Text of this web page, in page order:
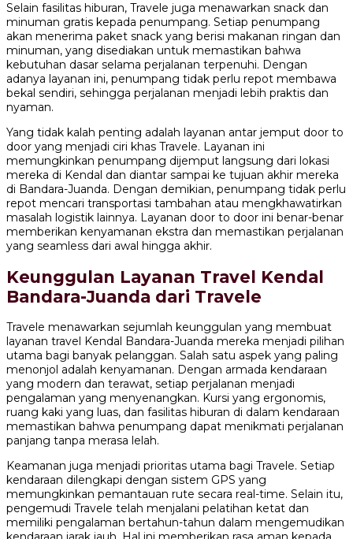
Selain fasilitas hiburan, Travele juga menawarkan snack dan
minuman gratis kepada penumpang. Setiap penumpang
akan menerima paket snack yang berisi makanan ringan dan
minuman, yang disediakan untuk memastikan bahwa
kebutuhan dasar selama perjalanan terpenuhi. Dengan
adanya layanan ini, penumpang tidak perlu repot membawa
bekal sendiri, sehingga perjalanan menjadi lebih praktis dan
nyaman.
Yang tidak kalah penting adalah layanan antar jemput door to
door yang menjadi ciri khas Travele. Layanan ini
memungkinkan penumpang dijemput langsung dari lokasi
mereka di Kendal dan diantar sampai ke tujuan akhir mereka
di Bandara-Juanda. Dengan demikian, penumpang tidak perlu
repot mencari transportasi tambahan atau mengkhawatirkan
masalah logistik lainnya. Layanan door to door ini benar-benar
memberikan kenyamanan ekstra dan memastikan perjalanan
yang seamless dari awal hingga akhir.
Keunggulan Layanan Travel Kendal
Bandara-Juanda dari Travele
Travele menawarkan sejumlah keunggulan yang membuat
layanan travel Kendal Bandara-Juanda mereka menjadi pilihan
utama bagi banyak pelanggan. Salah satu aspek yang paling
menonjol adalah kenyamanan. Dengan armada kendaraan
yang modern dan terawat, setiap perjalanan menjadi
pengalaman yang menyenangkan. Kursi yang ergonomis,
ruang kaki yang luas, dan fasilitas hiburan di dalam kendaraan
memastikan bahwa penumpang dapat menikmati perjalanan
panjang tanpa merasa lelah.
Keamanan juga menjadi prioritas utama bagi Travele. Setiap
kendaraan dilengkapi dengan sistem GPS yang
memungkinkan pemantauan rute secara real-time. Selain itu,
pengemudi Travele telah menjalani pelatihan ketat dan
memiliki pengalaman bertahun-tahun dalam mengemudikan